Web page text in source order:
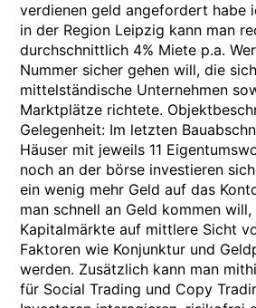
verdienen geld angefordert habe
in der Region Leipzig kann man
durchschnittlich 4% Miete p.a.
Nummer sicher gehen will, die
mittelständische Unternehmen
Marktplätze richtete.
Gelegenheit: Im letzten
Häuser mit jeweils 11
noch an der börse investieren
ein wenig mehr Geld auf das
man schnell an Geld kommen
Kapitalmärkte auf mittlere Sicht
Faktoren wie Konjunktur und
werden. Zusätzlich kann man
für Social Trading und Copy